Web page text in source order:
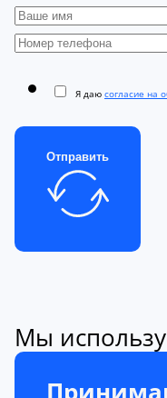
Я даю согласие на
Отправить
Мы